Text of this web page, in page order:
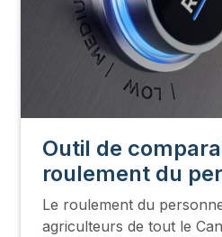
Outil de
roulement du
Le roulement du
agriculteurs de tout le